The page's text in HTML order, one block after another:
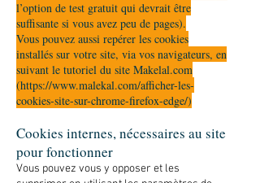
l’option de test gratuit qui devrait être
suffisante si vous avez peu de pages).
Vous pouvez aussi repérer les cookies
installés sur votre site, via vos navigateurs, en
suivant le tutoriel du site Makelal.com
(https://www.malekal.com/afficher-les-
cookies-site-sur-chrome-firefox-edge/)
Cookies internes, nécessaires au site
pour fonctionner
Vous pouvez vous y opposer et les